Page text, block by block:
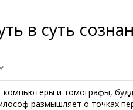
в суть
компьютеры и томографы,
размышляет о точках